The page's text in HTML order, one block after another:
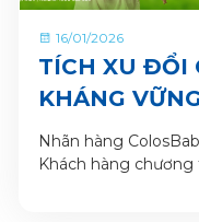
16/01/2026
TÍCH XU ĐỔI
KHÁNG
TẢNG CAO
BỘT PHA
Nhãn hàng
Khách hàng